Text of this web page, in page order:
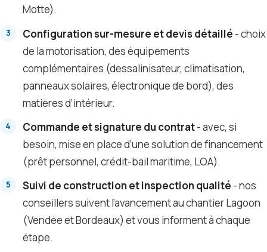
Motte).
Configuration sur-mesure et devis détaillé - choix
de la motorisation, des équipements
complémentaires (dessalinisateur, climatisation,
panneaux solaires, électronique de bord), des
matières d’intérieur.
Commande et signature du contrat- avec, si
besoin, mise en place d’une solution de financement
(prêt personnel, crédit-bail maritime, LOA).
Suivi de construction et inspection qualité - nos
conseillers suivent l’avancement au chantier Lagoon
(Vendée et Bordeaux) et vous informent à chaque
étape.